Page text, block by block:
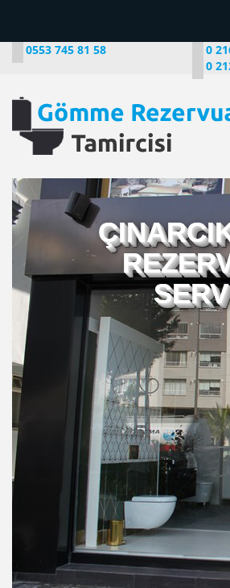
0553 745 81 58
0
0